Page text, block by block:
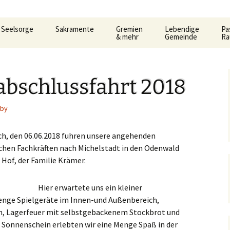
Herzlich Ankommen
Seelsorge
Prävention im Bistum
Limburg
Seelsorglicher Notruf
Sakramente
und Formular
Firmkurs 2017/2018
Eucharistie Erstkommunion
Krankensalbung
Weihe
Gremien
& mehr
Verwaltungsrat
Sozialberatung
Hedwigsforum
Hygienekonzept
für das Josefshaus
Lebendige
Gemeinde
Frauengemeinschaft
Kernige
Lektoren &
2018
den 06.06.2018 fuhren unsere angehenden
Fachkräften nach Michelstadt in den Odenwald
der Familie Krämer.
Hier erwartete uns ein kleiner
Spielgeräte im Innen-und Außenbereich,
Lagerfeuer mit selbstgebackenem Stockbrot und
erlebten wir eine Menge Spaß in der